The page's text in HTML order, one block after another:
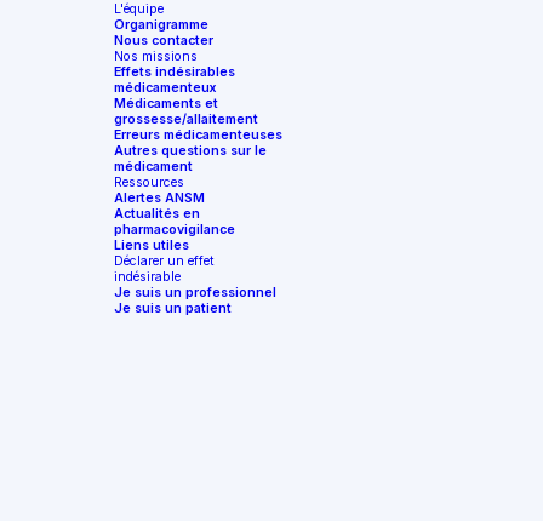
L'équipe
Organigramme
Nous contacter
Nos missions
Effets indésirables
médicamenteux
Médicaments et
grossesse/allaitement
Erreurs médicamenteuses
Autres questions sur le
médicament
Ressources
Alertes ANSM
Actualités en
pharmacovigilance
Liens utiles
Déclarer un effet
indésirable
Je suis un professionnel
Je suis un patient